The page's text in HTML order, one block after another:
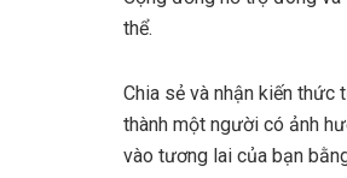
thể.
Chia sẻ và nhận kiến thức
thành một người có ảnh
vào tương lai của bạn